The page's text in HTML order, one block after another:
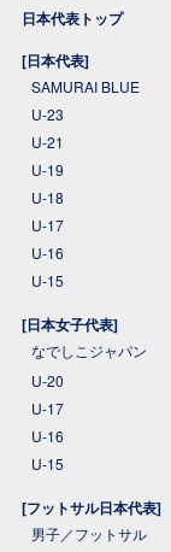
日本代表トップ
[日本代表]
SAMURAI BLUE
U-23
U-21
U-19
U-18
U-17
U-16
U-15
[日本女子代表]
なでしこジャパン
U-20
U-17
U-16
U-15
[フットサル日本代表]
男子／フットサル